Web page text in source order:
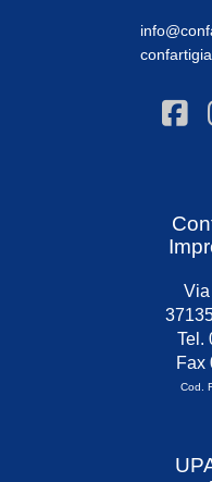
Tel.
Fax
Cod.